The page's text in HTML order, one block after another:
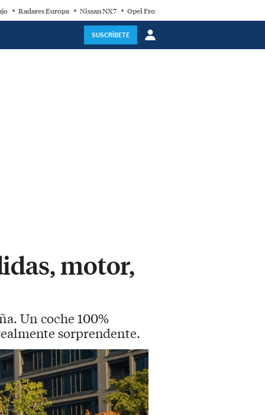
Radares Europa Nissan NX7 Opel Frontera Electric
SUSCRÍBETE
motor,
Un coche 100%
sorprendente.